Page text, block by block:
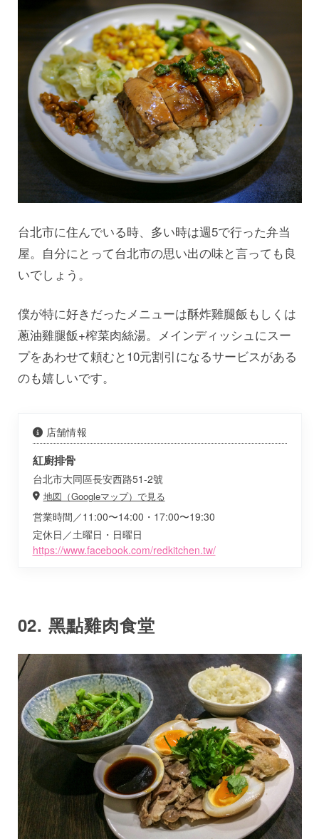
台北市に住んでいる時、多い時は週5で行った弁当
屋。自分にとって台北市の思い出の味と言っても良
いでしょう。
僕が特に好きだったメニューは酥炸雞腿飯もしくは
蔥油雞腿飯+榨菜肉絲湯。メインディッシュにスー
プをあわせて頼むと10元割引になるサービスがある
のも嬉しいです。
店舗情報
紅廚排骨
台北市大同區長安西路51-2號
地図（Googleマップ）で見る
営業時間／11:00〜14:00・17:00〜19:30
定休日／土曜日・日曜日
https://www.facebook.com/redkitchen.tw/
02. 黑點雞肉食堂